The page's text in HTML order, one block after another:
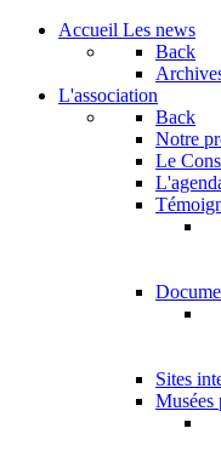
Accueil Les news
Back
L'association
Back
Notre
Le
Sites
Musées